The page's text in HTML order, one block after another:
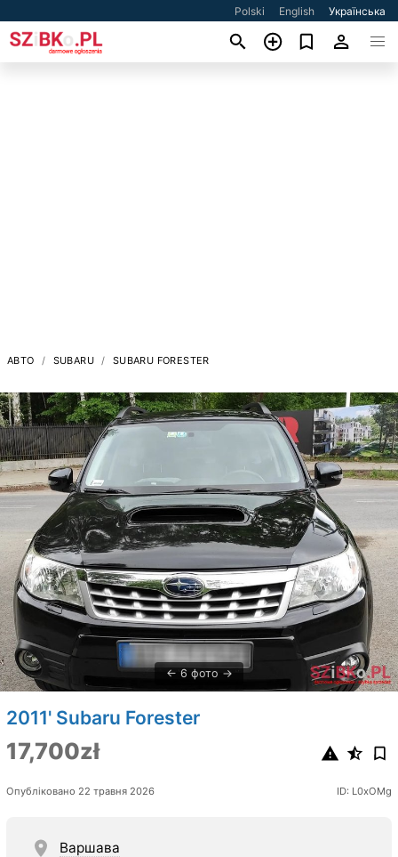
Polski English Українська
АВТО SUBARU SUBARU FORESTER
6 фото
2011' Subaru Forester
17,700zł
Опубліковано 22 травня 2026 ID: L0xOMg
Варшава